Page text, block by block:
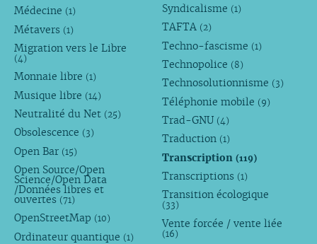
Médecine (1)
Métavers (1)
Migration vers le Libre
(4)
Monnaie libre (1)
Musique libre (14)
Neutralité du Net (25)
Obsolescence (3)
Open Bar (15)
Open Source/Open
Science/Open Data
/Données libres et
ouvertes (71)
OpenStreetMap (10)
Ordinateur quantique (1)
Syndicalisme (1)
TAFTA (2)
Techno-fascisme (1)
Technopolice (8)
Technosolutionnisme (3)
Téléphonie mobile (9)
Trad-GNU (4)
Traduction (1)
Transcription(119)
Transcriptions (1)
Transition écologique
(33)
Vente forcée / vente liée
(16)